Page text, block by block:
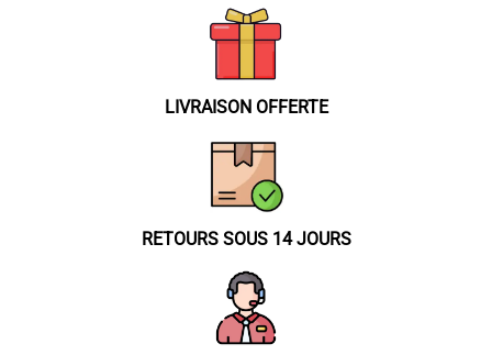
LIVRAISON OFFERTE
RETOURS SOUS 14 JOURS